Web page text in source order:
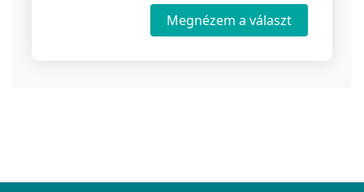
Megnézem a választ